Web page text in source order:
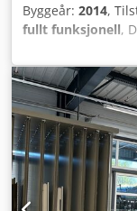
Byggeår: 2014,
fullt funksjonell,
0° og 180°,
oppspenning. 2
12 000
bearbeiding av
pneumatiske
Minimalt
Profilhøyde: 50-
Vekt: ca. 350 kg.